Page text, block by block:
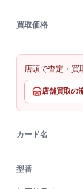
買取価格
店頭で査定・買
店舗買取の
カード名
型番